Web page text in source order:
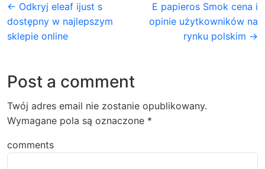
← Odkryj eleaf ijust s
dostępny w najlepszym
sklepie online
E papieros Smok cena i
opinie użytkowników na
rynku polskim →
Post a comment
Twój adres email nie zostanie opublikowany.
Wymagane pola są oznaczone *
comments